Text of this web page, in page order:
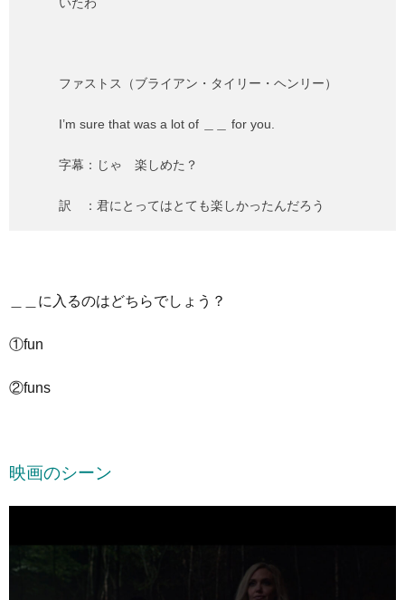
ファストス（ブライアン・タイリー・ヘンリー）
I’m sure that was a lot of ＿＿ for you.
字幕：じゃ 楽しめた？
訳 ：君にとってはとても楽しかったんだろう
＿＿に入るのはどちらでしょう？
①fun
②funs
映画のシーン